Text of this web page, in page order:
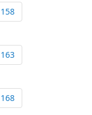
158
163
168